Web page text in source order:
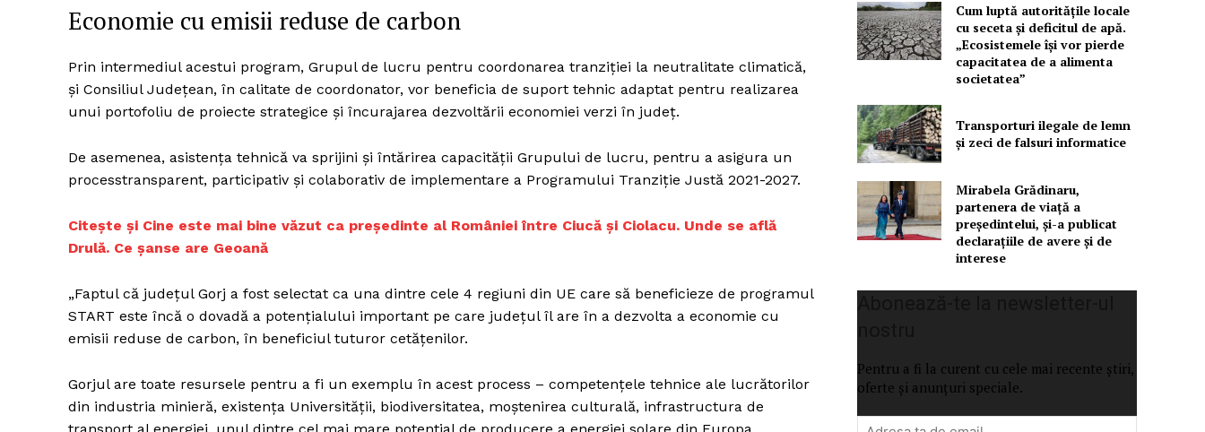
Un proiect
ROMÂNIA
Rețea
Contact
Economie cu emisii reduse de carbon
Prin intermediul acestui program, Grupul de lucru pentru coordonarea tranziției la neutralitate climatică,
și Consiliul Județean, în calitate de coordonator, vor beneficia de suport tehnic adaptat pentru realizarea
unui portofoliu de proiecte strategice și încurajarea dezvoltării economiei verzi în județ.
De asemenea, asistența tehnică va sprijini și întărirea capacității Grupului de lucru, pentru a asigura un
processtransparent, participativ și colaborativ de implementare a Programului Tranziție Justă 2021-2027.
Citește și Cine este mai bine văzut ca președinte al României între Ciucă și Ciolacu. Unde se află
Drulă. Ce șanse are Geoană
„Faptul că județul Gorj a fost selectat ca una dintre cele 4 regiuni din UE care să beneficieze de programul
START este încă o dovadă a potențialului important pe care județul îl are în a dezvolta a economie cu
emisii reduse de carbon, în beneficiul tuturor cetățenilor.
Gorjul are toate resursele pentru a fi un exemplu în acest process – competențele tehnice ale lucrătorilor
din industria minieră, existența Universității, biodiversitatea, moștenirea culturală, infrastructura de
Cum luptă autoritățile locale
cu seceta și deficitul de apă.
„Ecosistemele își vor pierde
capacitatea de a alimenta
societatea”
Transporturi ilegale de lemn
și zeci de falsuri informatice
Mirabela Grădinaru,
partenera de viață a
președintelui, și-a publicat
declarațiile de avere și de
interese
Pentru a fi la curent cu cele mai recente știri,
oferte și anunțuri speciale.